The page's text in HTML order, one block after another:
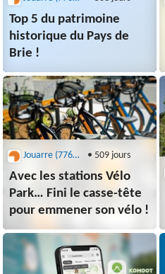
Top 5 du patrimoine
historique du Pays de
Brie !
Jouarre (77640) - office de tourisme • 509 jours
Avec les stations Vélo
Park… Fini le casse-tête
pour emmener son vélo !